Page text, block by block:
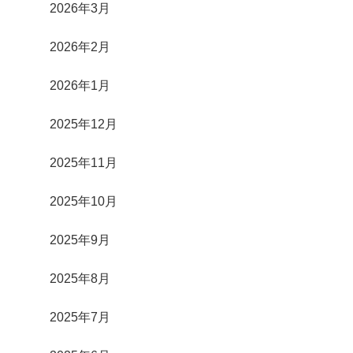
2026年3月
2026年2月
2026年1月
2025年12月
2025年11月
2025年10月
2025年9月
2025年8月
2025年7月